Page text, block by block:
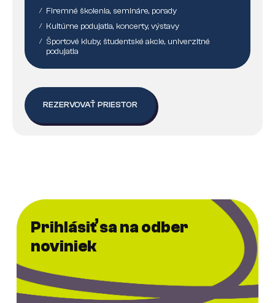
/ Firemné školenia, semináre, porady
/ Kultúrne podujatia, koncerty, výstavy
/
Športové kluby, študentské akcie, univerzitné
podujatia
REZERVOVAŤ PRIESTOR
Prihlásiť sa na odber
noviniek